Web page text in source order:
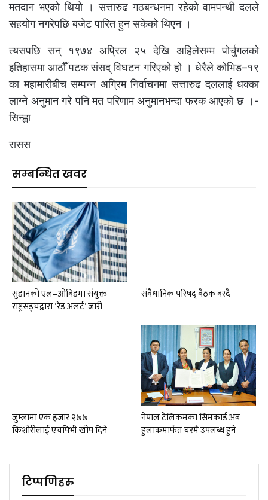
मतदान भएको थियो । सत्तारुढ गठबन्धनमा रहेको वामपन्थी दलले
सहयोग नगरेपछि बजेट पारित हुन सकेको थिएन ।
त्यसपछि सन् १९७४ अप्रिल २५ देखि अहिलेसम्म पोर्चुगलको
इतिहासमा आठौंँ पटक संसद् विघटन गरिएको हो । धेरैले कोभिड–१९
का महामारीबीच सम्पन्न अग्रिम निर्वाचनमा सत्तारुढ दललाई धक्का
लाग्ने अनुमान गरे पनि मत परिणाम अनुमानभन्दा फरक आएको छ ।-
सिन्ह्वा
रासस
सम्बन्धित खवर
सुडानको एल–ओबिडमा संयुक्त
राष्ट्रसङ्घद्वारा ’रेड अलर्ट’ जारी
संवैधानिक परिषद् बैठक बस्दै
जुम्लामा एक हजार २७७
किशोरीलाई एचपिभी खोप दिने
नेपाल टेलिकमका सिमकार्ड अब
हुलाकमार्फत घरमै उपलब्ध हुने
टिप्पणिहरु